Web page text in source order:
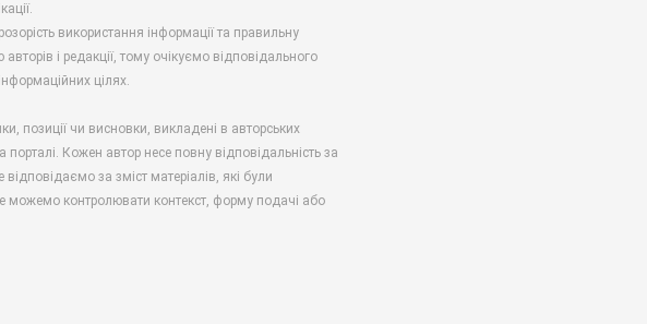
використання інформації та правильну
і редакції, тому очікуємо відповідального
цілях.
позиції чи висновки, викладені в авторських
порталі. Кожен автор несе повну відповідальність за
за зміст матеріалів, які були
можемо контролювати контекст, форму подачі або